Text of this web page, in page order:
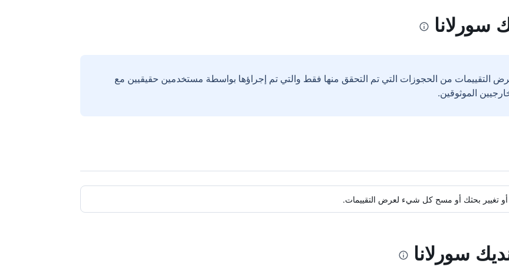
سورلانا
التقييمات من الحجوزات التي تم التحقق منها فقط والتي تم إجراؤها بواسطة مستخدمين حقيقيين مع
أو تغيير بحثك أو مسح كل شيء لعرض التقييمات.
سورلانا